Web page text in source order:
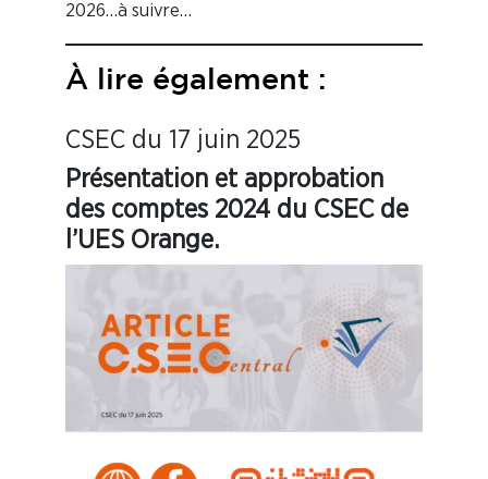
2026…à suivre…
À lire également :
CSEC du 17 juin 2025
Présentation et approbation
des comptes 2024 du CSEC de
l’UES Orange.